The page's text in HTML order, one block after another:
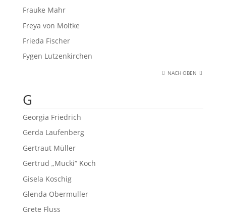
Frauke Mahr
Freya von Moltke
Frieda Fischer
Fygen Lutzenkirchen
NACH OBEN
G
Georgia Friedrich
Gerda Laufenberg
Gertraut Müller
Gertrud „Mucki“ Koch
Gisela Koschig
Glenda Obermuller
Grete Fluss